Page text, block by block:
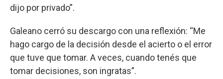
dijo por privado”.
Galeano cerró su descargo con una reflexión: “Me
hago cargo de la decisión desde el acierto o el error
que tuve que tomar. A veces, cuando tenés que
tomar decisiones, son ingratas”.